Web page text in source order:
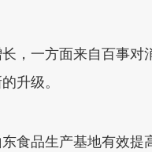
，一方面来自百事
升级。
食品生产基地有效